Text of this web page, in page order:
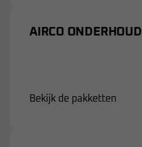
AIRCO ONDERHOUD
Bekijk de pakketten